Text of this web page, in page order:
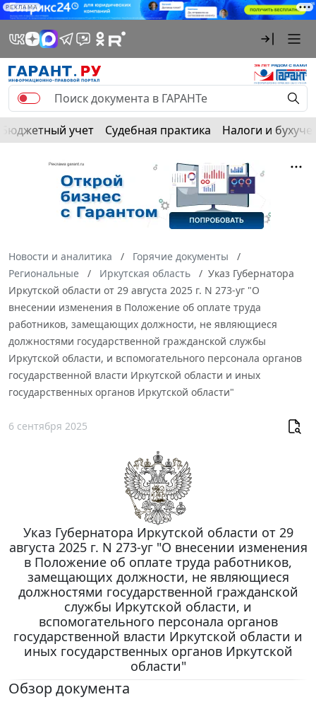
РЕКЛАМА
Бюджетный учет Судебная практика Налоги и
Новости и аналитика
Горячие документы
Региональные
Иркутская область
Указ Губернатора
Иркутской области от 29 августа 2025 г. N 273-уг "О
внесении изменения в Положение об оплате труда
работников, замещающих должности, не являющиеся
должностями государственной гражданской службы
Иркутской области, и вспомогательного персонала органов
государственной власти Иркутской области и иных
государственных органов Иркутской области"
6 сентября 2025
Указ Губернатора Иркутской области от 29
августа 2025 г. N 273-уг "О внесении изменения
в Положение об оплате труда работников,
замещающих должности, не являющиеся
должностями государственной гражданской
службы Иркутской области, и
вспомогательного персонала органов
государственной власти Иркутской области и
иных государственных органов Иркутской
области"
Обзор документа